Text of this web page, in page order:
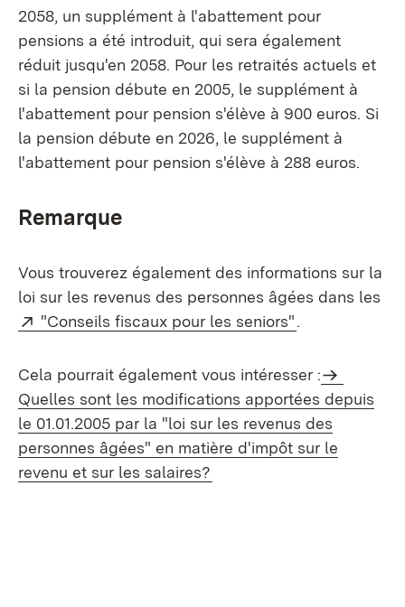
2058, un supplément à l'abattement pour
pensions a été introduit, qui sera également
réduit jusqu'en 2058. Pour les retraités actuels et
si la pension débute en 2005, le supplément à
l'abattement pour pension s'élève à 900 euros. Si
la pension débute en 2026, le supplément à
l'abattement pour pension s'élève à 288 euros.
Remarque
Vous trouverez également des informations sur la
loi sur les revenus des personnes âgées dans les
Externe:
"Conseils fiscaux pour les seniors".
Cela pourrait également vous intéresser :
Quelles sont les modifications apportées depuis
le 01.01.2005 par la "loi sur les revenus des
personnes âgées" en matière d'impôt sur le
revenu et sur les salaires?